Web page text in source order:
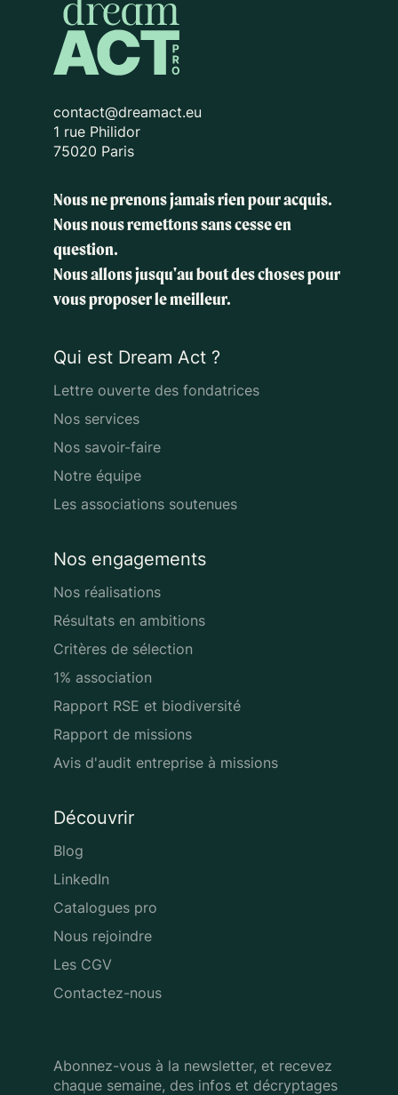
contact@dreamact.eu
1 rue Philidor
75020 Paris
Nous ne prenons jamais rien pour acquis.
Nous nous remettons sans cesse en
question.
Nous allons jusqu'au bout des chosespour
vous proposer le meilleur.
Qui est Dream Act ?
Lettre ouverte des fondatrices
Nos services
Nos savoir-faire
Notre équipe
Les associations soutenues
Nos engagements
Nos réalisations
Résultats en ambitions
Critères de sélection
1% association
Rapport RSE et biodiversité
Rapport de missions
Avis d'audit entreprise à missions
Découvrir
Blog
LinkedIn
Catalogues pro
Nous rejoindre
Les CGV
Contactez-nous
Abonnez-vous à la newsletter, et recevez
chaque semaine, des infos et décryptages